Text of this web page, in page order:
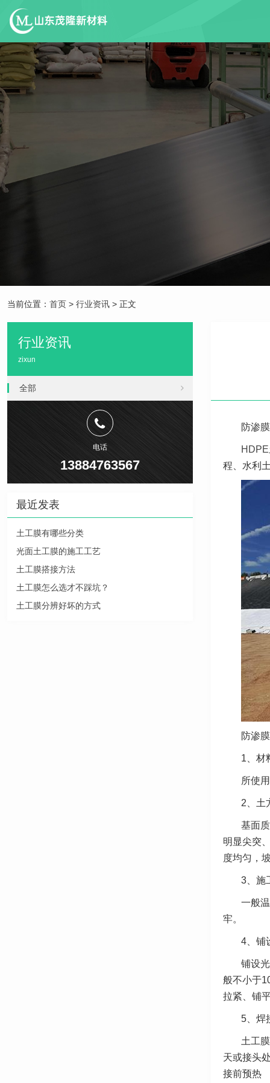
当前位置： 首页 > 行业资讯 > 正文
防渗
程、水利
防渗
1、材
所使
2、土
基面
明显尖突
度均匀，
3、施
一般
牢。
4、铺
铺设
般不小于
拉紧、铺
5、焊
土工
天或接头
接前预热
行业资讯
zixun
全部
电话
13884763567
最近发表
土工膜有哪些分类
光面土工膜的施工工艺
土工膜搭接方法
土工膜怎么选才不踩坑？
土工膜分辨好坏的方式